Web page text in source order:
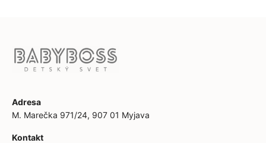
Adresa
M. Marečka 971/24, 907 01 Myjava
Kontakt